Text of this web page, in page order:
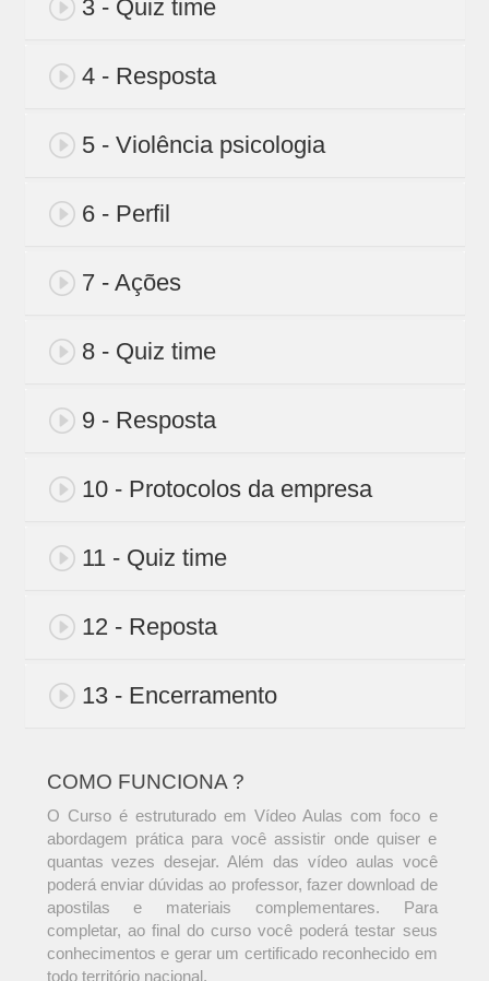
3 - Quiz time
4 - Resposta
5 - Violência psicologia
6 - Perfil
7 - Ações
8 - Quiz time
9 - Resposta
10 - Protocolos da empresa
11 - Quiz time
12 - Reposta
13 - Encerramento
COMO FUNCIONA ?
O Curso é estruturado em Vídeo Aulas com foco e
abordagem prática para você assistir onde quiser e
quantas vezes desejar. Além das vídeo aulas você
poderá enviar dúvidas ao professor, fazer download de
apostilas e materiais complementares. Para
completar, ao final do curso você poderá testar seus
conhecimentos e gerar um certificado reconhecido em
todo território nacional.